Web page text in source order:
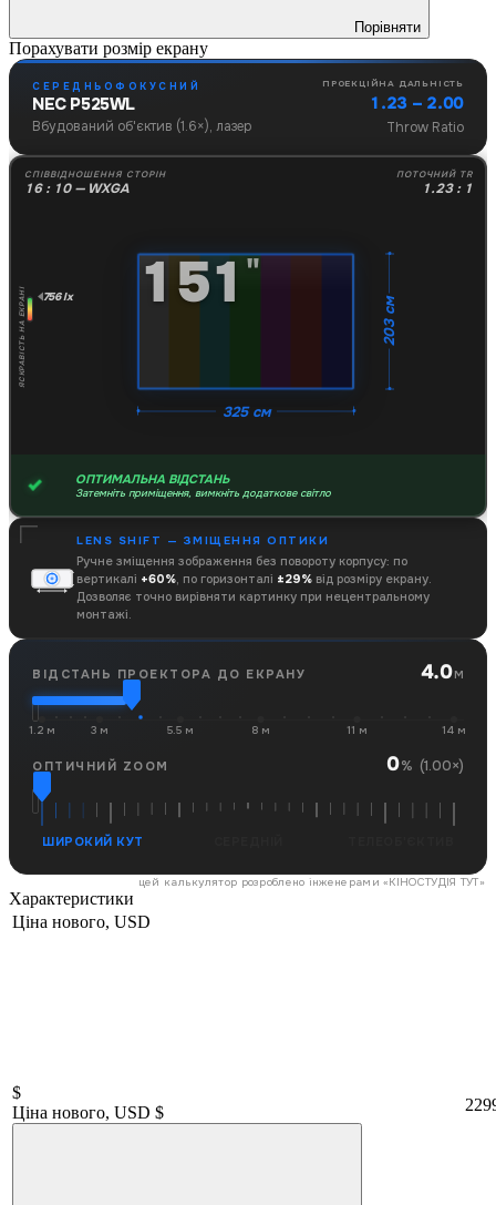
Порівняти
Порахувати розмір екрану
СЕРЕДНЬОФОКУСНИЙ
NEC P525WL
Вбудований об'єктив (1.6×), лазер
ПРОЕКЦІЙНА ДАЛЬНІСТЬ
1.23 – 2.00
Throw Ratio
СПІВВІДНОШЕННЯ СТОРІН
16 : 10 — WXGA
ПОТОЧНИЙ TR
1.23 : 1
151 "
325 см
203 см
ЯСКРАВІСТЬ НА ЕКРАНІ 756 lx
ОПТИМАЛЬНА ВІДСТАНЬ
Затемніть приміщення, вимкніть додаткове світло
LENS SHIFT — ЗМІЩЕННЯ ОПТИКИ
Ручне зміщення зображення без повороту корпусу: по
вертикалі +60%, по горизонталі ±29% від розміру екрану.
Дозволяє точно вирівняти картинку при нецентральному
монтажі.
ВІДСТАНЬ ПРОЕКТОРА ДО ЕКРАНУ 4.0м
1.2 м 3 м 5.5 м 8 м 11 м 14 м
ОПТИЧНИЙ ZOOM 0% (1.00×)
ШИРОКИЙ КУТ
цей калькулятор розроблено інженерами «КІНОСТУДІЯ ТУТ»
Характеристики
Ціна нового, USD
$
Ціна нового, USD $